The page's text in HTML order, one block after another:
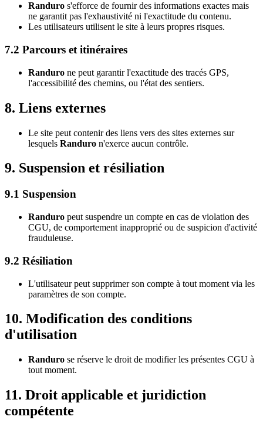
Randuro s'efforce de fournir des informations exactes mais
ne garantit pas l'exhaustivité ni l'exactitude du contenu.
Les utilisateurs utilisent le site à leurs propres risques.
7.2 Parcours et itinéraires
Randuro ne peut garantir l'exactitude des tracés GPS,
l'accessibilité des chemins, ou l'état des sentiers.
8. Liens externes
Le site peut contenir des liens vers des sites externes sur
lesquels Randuro n'exerce aucun contrôle.
9. Suspension et résiliation
9.1 Suspension
Randuro peut suspendre un compte en cas de violation des
CGU, de comportement inapproprié ou de suspicion d'activité
frauduleuse.
9.2 Résiliation
L'utilisateur peut supprimer son compte à tout moment via les
paramètres de son compte.
10. Modification des conditions
d'utilisation
Randuro se réserve le droit de modifier les présentes CGU à
tout moment.
11. Droit applicable et juridiction
compétente